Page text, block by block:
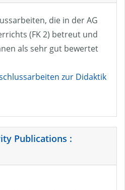
die in der AG
(FK 2) betreut und
als sehr gut bewertet
zur Didaktik
Publications :